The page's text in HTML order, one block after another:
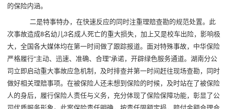
的保险内涵。
二是特事特办，在快速反应的同时注重理赔查勘的规范处置。此
次事故造成8名幼儿3名成人死亡的重大损失，加上又是校车出险，影响极
大，全国各大媒体均在第一时间做了跟踪报道。面对特殊事故，中华保险
严格履行“主动、迅速、准确、合理”承诺，开辟绿色服务通道。湖南分公
司立即启动重大事故应急机制，及时排查并第一时间赶往现场查勘，同时
做好相关理赔事项。在被保险人还未想到保险的时候，及时站在了被保险
人的身后，履行保险人责任与义务，充分体现了保险保障功能，彰显了公